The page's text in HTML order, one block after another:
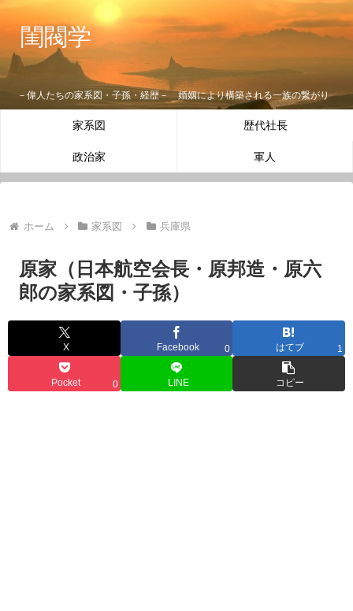
閨閥学
－偉人たちの家系図・子孫・経歴－ 婚姻により構築される一族の繋がり
家系図 歴代社長
政治家 軍人
ホーム 家系図 兵庫県
原家（日本航空会長・原邦造・原六
郎の家系図・子孫）
X Facebook 0 はてブ 1
Pocket 0 LINE コピー